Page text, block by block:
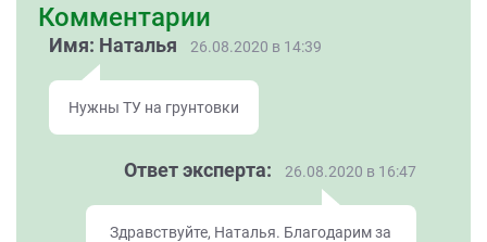
Комментарии
Имя: Наталья 26.08.2020 в 14:39
Нужны ТУ на грунтовки
Ответ эксперта: 26.08.2020 в 16:47
Здравствуйте, Наталья. Благодарим за